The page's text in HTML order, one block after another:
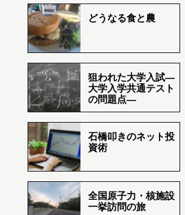
どうなる食と農
狙われた大学入試―
大学入学共通テスト
の問題点―
石橋叩きのネット投
資術
全国原子力・核施設
一挙訪問の旅